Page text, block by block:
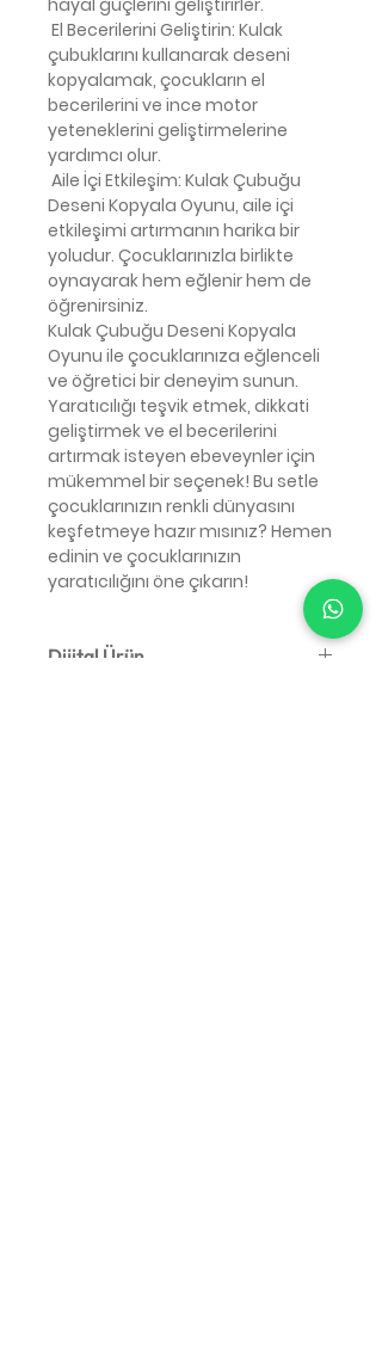
El Becerilerini Geliştirin: Kulak
çubuklarını kullanarak deseni
kopyalamak, çocukların el
becerilerini ve ince motor
yeteneklerini geliştirmelerine
yardımcı olur.
Aile İçi Etkileşim: Kulak Çubuğu
Deseni Kopyala Oyunu, aile içi
etkileşimi artırmanın harika bir
yoludur. Çocuklarınızla birlikte
oynayarak hem eğlenir hem de
öğrenirsiniz.
Kulak Çubuğu Deseni Kopyala
Oyunu ile çocuklarınıza eğlenceli
ve öğretici bir deneyim sunun.
Yaratıcılığı teşvik etmek, dikkati
geliştirmek ve el becerilerini
artırmak isteyen ebeveynler için
mükemmel bir seçenek! Bu setle
çocuklarınızın renkli dünyasını
keşfetmeye hazır mısınız? Hemen
edinin ve çocuklarınızın
yaratıcılığını öne çıkarın!
Dijital Ürün